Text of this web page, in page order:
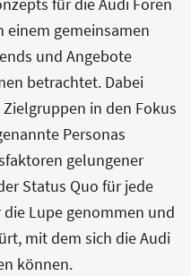
für die Audi Foren
gemeinsamen
und Angebote
betrachtet. Dabei
in den Fokus
Personas
gelungener
Status Quo für jede
Lupe genommen und
mit dem sich die Audi
können.